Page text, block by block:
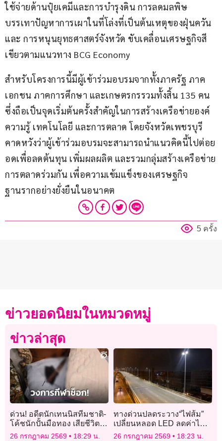
ใช้จ่ายด้านปุ๋ยเคมีและการบำรุงดิน การลดมลพิษ
บรรเทาปัญหาการเผาในที่โล่งที่เป็นต้นเหตุของฝุ่นควัน
และ การหนุนยุทธศาสตร์จังหวัด ขับเคลื่อนเศรษฐกิจสี
เขียวตามแนวทาง BCG Economy
สำหรับโครงการนี้มีผู้เข้าร่วมอบรมจากทั้งภาครัฐ ภาค
เอกชน ภาคการศึกษา และเกษตรกรรวมทั้งสิ้น 135 คน
ซึ่งถือเป็นจุดเริ่มต้นครั้งสำคัญในการสร้างเครือข่ายองค์
ความรู้ เทคโนโลยี และการตลาด โดยจังหวัดเพชรบุรี
คาดหวังว่าผู้เข้าร่วมอบรมจะสามารถนำแนวคิดนี้ไปต่อย
อดเพื่อลดต้นทุน เพิ่มผลผลิต และรวมกลุ่มสร้างเครือข่าย
การตลาดร่วมกัน เพื่อความเข้มแข็งของเศรษฐกิจ
ฐานรากอย่างยั่งยืนในอนาคต
5 ครั้ง
ข่าวยอดนิยมในหมวดหมู่
ข่าวล่าสุด
ด่วน! อดีตนักเทนนิสทีมชาติ-
โค้ชนักปั้นมือทอง เสียชีวิต
ในบ้านพัก เจอมีดตกอยู่หัว
26 กรกฎาคม 2569 18:29 น.
ทางด่วนปลดระวาง“ไฟส้ม”
เปลี่ยนหลอด LED ลดค่าไฟ
75 ล้าน/ปี
26 กรกฎาคม 2569 18:23 น.